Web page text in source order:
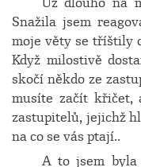
Snažila jsem
moje věty se tříštily
Když milostivě
skočí někdo ze
musíte začít křičet,
zastupitelů, jejichž
na co se vás ptají..
A to jsem byla